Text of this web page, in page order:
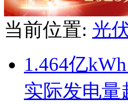
当前位置: 光
1.464亿
实际发电量